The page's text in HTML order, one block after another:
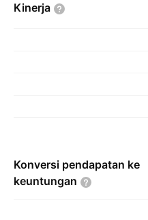
Kinerja
Konversi pendapatan ke
keuntungan